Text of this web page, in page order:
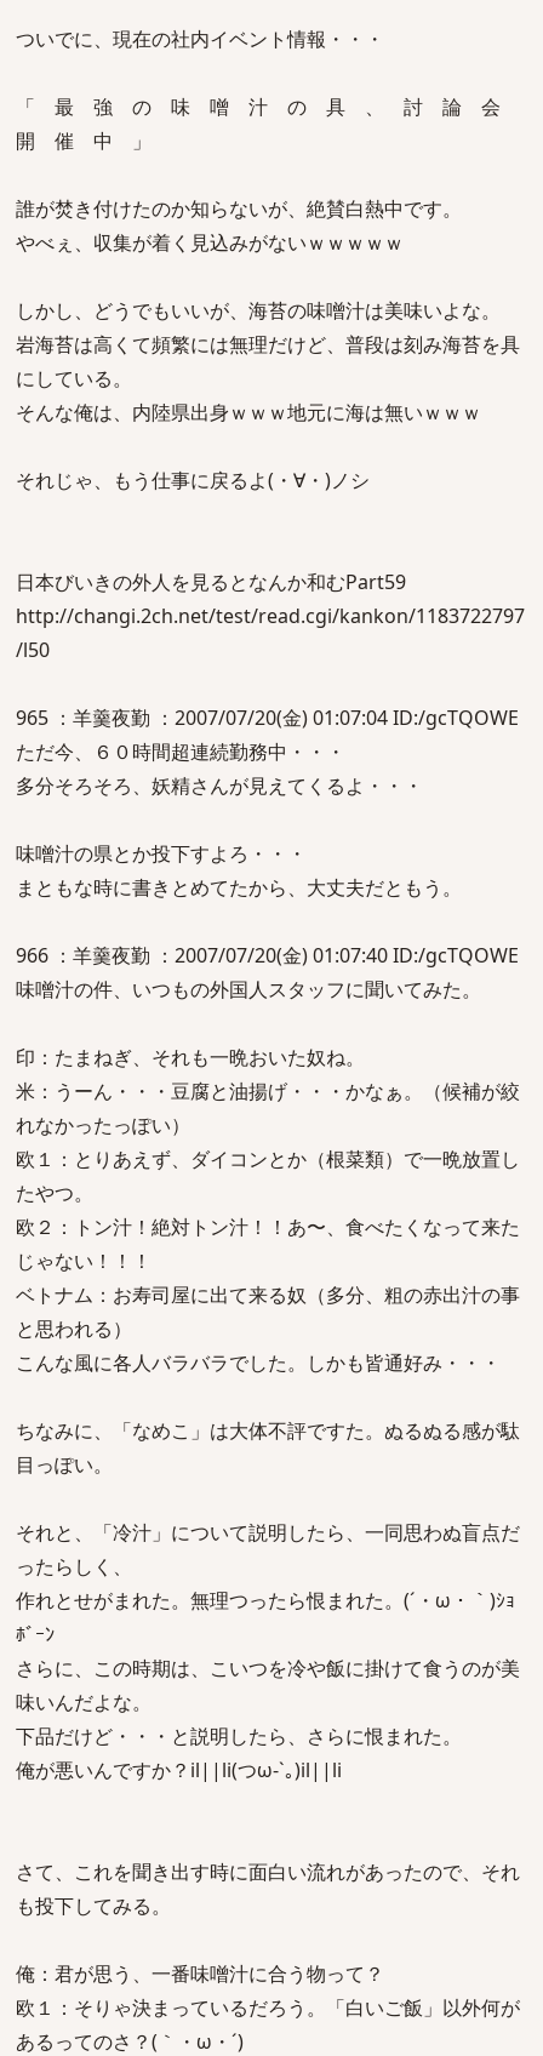
ついでに、現在の社内イベント情報・・・
「 最 強 の 味 噌 汁 の 具 、 討 論 会
開 催 中 」
誰が焚き付けたのか知らないが、絶賛白熱中です。
やべぇ、収集が着く見込みがないｗｗｗｗｗ
しかし、どうでもいいが、海苔の味噌汁は美味いよな。
岩海苔は高くて頻繁には無理だけど、普段は刻み海苔を具
にしている。
そんな俺は、内陸県出身ｗｗｗ地元に海は無いｗｗｗ
それじゃ、もう仕事に戻るよ(・∀・)ノシ
日本びいきの外人を見るとなんか和むPart59
http://changi.2ch.net/test/read.cgi/kankon/1183722797
/l50
965 ：羊羹夜勤 ：2007/07/20(金) 01:07:04 ID:/gcTQOWE
ただ今、６０時間超連続勤務中・・・
多分そろそろ、妖精さんが見えてくるよ・・・
味噌汁の県とか投下すよろ・・・
まともな時に書きとめてたから、大丈夫だともう。
966 ：羊羹夜勤 ：2007/07/20(金) 01:07:40 ID:/gcTQOWE
味噌汁の件、いつもの外国人スタッフに聞いてみた。
印：たまねぎ、それも一晩おいた奴ね。
米：うーん・・・豆腐と油揚げ・・・かなぁ。（候補が絞
れなかったっぽい）
欧１：とりあえず、ダイコンとか（根菜類）で一晩放置し
たやつ。
欧２：トン汁！絶対トン汁！！あ〜、食べたくなって来た
じゃない！！！
ベトナム：お寿司屋に出て来る奴（多分、粗の赤出汁の事
と思われる）
こんな風に各人バラバラでした。しかも皆通好み・・・
ちなみに、「なめこ」は大体不評ですた。ぬるぬる感が駄
目っぽい。
それと、「冷汁」について説明したら、一同思わぬ盲点だ
ったらしく、
作れとせがまれた。無理つったら恨まれた。(´・ω・｀)ｼｮ
ﾎﾞｰﾝ
さらに、この時期は、こいつを冷や飯に掛けて食うのが美
味いんだよな。
下品だけど・・・と説明したら、さらに恨まれた。
俺が悪いんですか？il||li(つω-`｡)il||li
さて、これを聞き出す時に面白い流れがあったので、それ
も投下してみる。
俺：君が思う、一番味噌汁に合う物って？
欧１：そりゃ決まっているだろう。「白いご飯」以外何が
あるってのさ？(｀・ω・´)